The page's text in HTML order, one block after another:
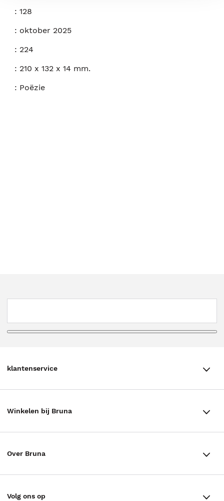
: 128
: oktober 2025
: 224
: 210 x 132 x 14 mm.
: Poëzie
klantenservice
Annuleren & Retourneren
Winkelen bij Bruna
Over Bruna
Volg ons op